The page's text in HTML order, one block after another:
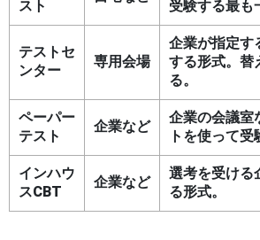
スト 受験する最も
テストセ
ンター
専用会場
企業が指定す
する形式。替
る。
ペーパー
テスト
企業など
企業の会議室
トを使って受
インハウ
スCBT
企業など
選考を受ける
る形式。